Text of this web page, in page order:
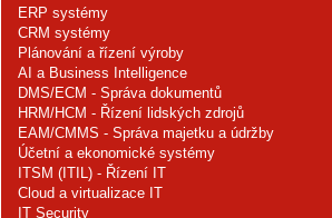
ERP systémy
CRM systémy
Plánování a řízení výroby
AI a Business Intelligence
DMS/ECM - Správa dokumentů
HRM/HCM - Řízení lidských zdrojů
EAM/CMMS - Správa majetku a údržby
Účetní a ekonomické systémy
ITSM (ITIL) - Řízení IT
Cloud a virtualizace IT
IT Security